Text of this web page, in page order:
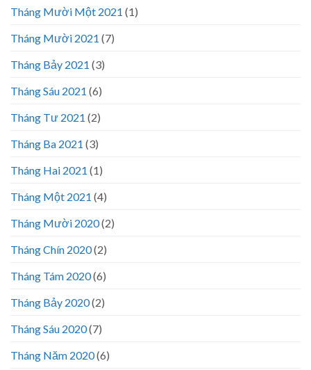
Tháng Mười Một 2021 (1)
Tháng Mười 2021 (7)
Tháng Bảy 2021 (3)
Tháng Sáu 2021 (6)
Tháng Tư 2021 (2)
Tháng Ba 2021 (3)
Tháng Hai 2021 (1)
Tháng Một 2021 (4)
Tháng Mười 2020(2)
Tháng Chín 2020(2)
Tháng Tám 2020(6)
Tháng Bảy 2020(2)
Tháng Sáu 2020(7)
Tháng Năm 2020(6)